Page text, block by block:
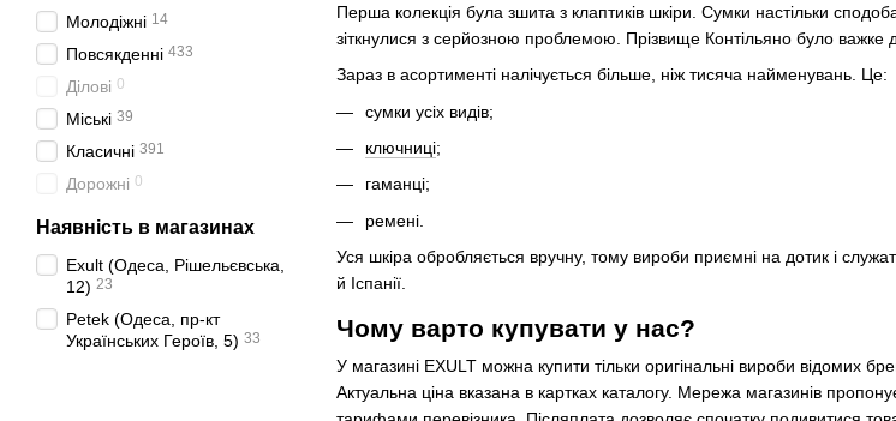
Перша колекція була зшита з клаптиків шкіри. Сумки настільки
зіткнулися з серйозною проблемою. Прізвище Контільяно було
Зараз в асортименті налічується більше, ніж тисяча найменувань. Це:
сумки усіх видів;
ключниці;
гаманці;
ремені.
Уся шкіра обробляється вручну, тому вироби приємні на дотик і
й Іспанії.
Чому варто купувати у нас?
У магазині EXULT можна купити тільки оригінальні вироби відомих
Актуальна ціна вказана в картках каталогу. Мережа магазинів
Молодіжні 14
Повсякденні 433
Ділові 0
Міські 39
Класичні 391
Дорожні 0
Наявність в магазинах
Exult (Одеса, Рішельєвська,
12) 23
Petek (Одеса, пр-кт
Українських Героїв, 5) 33